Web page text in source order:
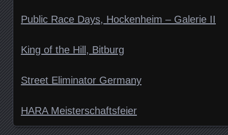
Public Race Days, Hockenheim – Galerie II
King of the Hill, Bitburg
Street Eliminator Germany
HARA Meisterschaftsfeier